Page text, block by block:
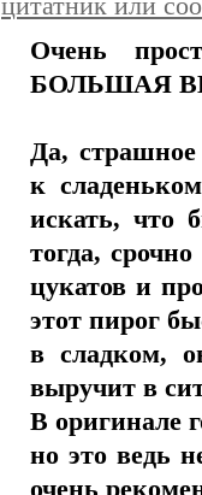
цитатник или
Очень
БОЛЬШАЯ
Да,
к
искать, что
тогда,
цукатов и
этот пирог
в сладком,
выручит в
В оригинале
но это ведь
очень